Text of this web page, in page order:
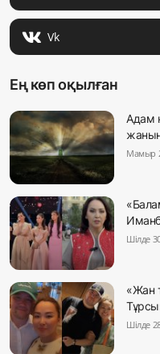
Vk
Ең көп оқылған
Адам
Мамыр
Шілде
«Жан
Шілде